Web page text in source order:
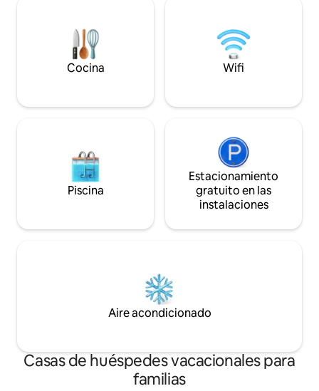
pubs y música local. Sábanas de algodón,
productos para lavar la ropa sin
perfume. El acceso sin llave facilita el
Cocina Wifi
Piscina
Estacionamiento
gratuito en las
instalaciones
Aire acondicionado
Casas de huéspedes vacacionales para
familias